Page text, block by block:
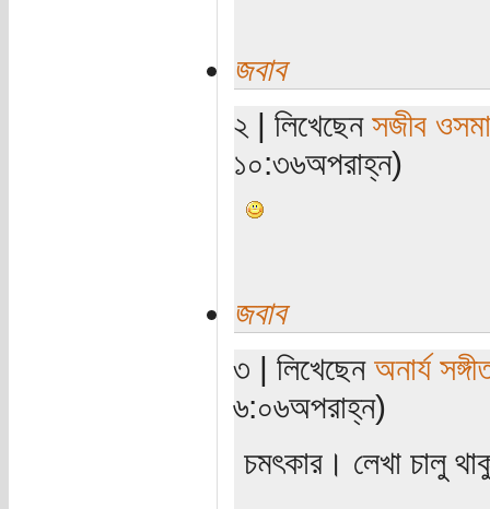
জবাব
২ | লিখেছেনসজীব
১০:৩৬অপরাহ্ন)
জবাব
৩ | লিখেছেনঅনার্য
৬:০৬অপরাহ্ন)
চমৎকার। লেখা চালু